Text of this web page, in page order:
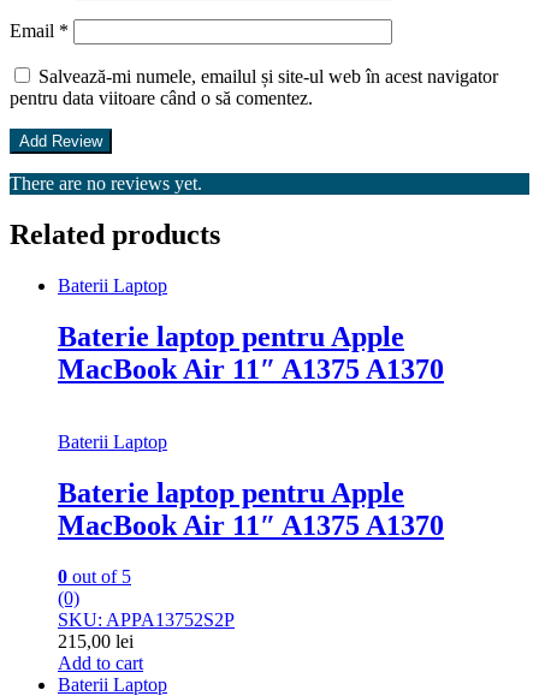
Email *
Salvează-mi numele, emailul și site-ul web în acest navigator
pentru data viitoare când o să comentez.
There are no reviews yet.
Related products
Baterii Laptop
Baterie laptop pentru Apple
MacBook Air 11″ A1375 A1370
Baterii Laptop
Baterie laptop pentru Apple
MacBook Air 11″ A1375 A1370
0 out of 5
(0)
SKU: APPA13752S2P
215,00 lei
Add to cart
Baterii Laptop